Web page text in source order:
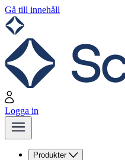
Gå till innehåll
Logga in
Produkter